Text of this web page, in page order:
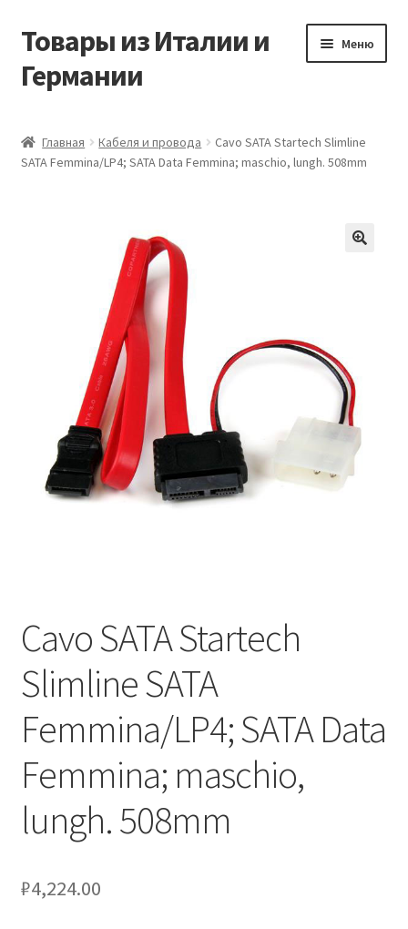
Перейти
навигации
Перейти
содержимому
Товары из Италии и
Германии
Меню
Виды доставки
Мой аккаунт
Оставить отзыв
Оформление заказа
Подтверждение заказа
Главная Кабеля и провода
Cavo SATA Startech Slimline
SATA Femmina/LP4; SATA Data Femmina; maschio, lungh. 508mm
Cavo SATA Startech
Slimline SATA
Femmina/LP4; SATA Data
Femmina; maschio,
lungh. 508mm
₽4,224.00